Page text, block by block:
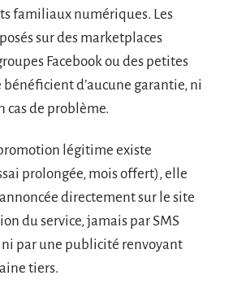
familiaux numériques. Les
sur des marketplaces
Facebook ou des petites
bénéficient d’aucune garantie, ni
cas de problème.
légitime existe
prolongée, mois offert), elle
directement sur le site
du service, jamais par SMS
par une publicité renvoyant
tiers.